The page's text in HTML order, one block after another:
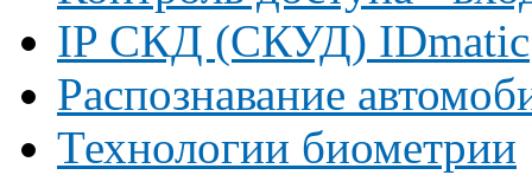
IP СКД (СКУД) IDmatic
Распознавание
Технологии биометрии